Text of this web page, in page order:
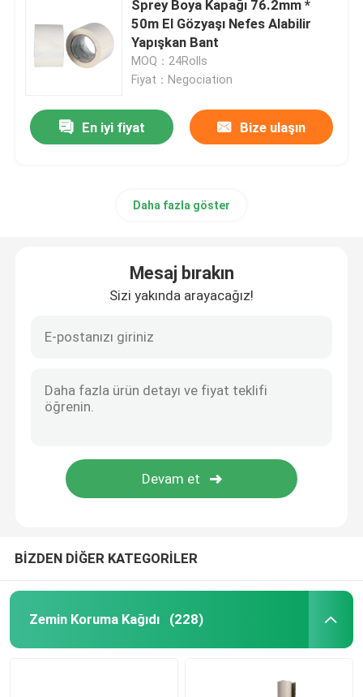
Test Astarı Kağıdı
geçici zemin koruması
Sprey Boya Kapağı 76.2mm *
50m El Gözyaşı Nefes Alabilir
Yapışkan Bant
MOQ：24Rolls
Fiyat：Negociation
En iyi fiyat Bize ulaşın
Daha fazla göster
Mesaj bırakın
Sizi yakında arayacağız!
BİZDEN DİĞER KATEGORİLER
Zemin Koruma Kağıdı (228)